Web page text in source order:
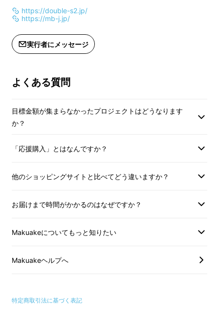
【slip inプロダクトの特徴
皇室ご用達の靴職人、高橋直道氏が開発した
【ハンズフリー技術】を採用する事により靴を
がんだりすることなく、立ったままで靴の脱ぎ
病がありかかがむのが辛い方、何度も脱ぎ履き
ます。
https://double-s2.jp/
https://mb-j.jp/
実行者にメッセージ
よくある質問
目標金額が集まらなかったプロジェクトはどうなります
か？
「応援購入」とはなんですか？
他のショッピングサイトと比べてどう違いますか？
お届けまで時間がかかるのはなぜですか？
Makuakeについてもっと知りたい
Makuakeヘルプへ
特定商取引法に基づく表記